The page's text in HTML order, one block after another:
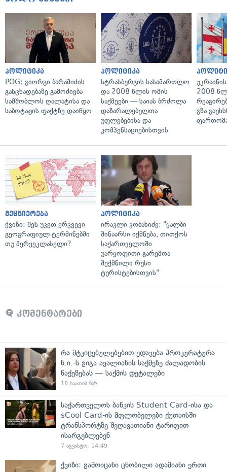
პოლიტიკა
POG: გიორგი ბარამიძის
განცხადებაზე გამოძიება
სამშობლოს ღალატისა და
საბოტაჟის ფაქტზე დაიწყო
პოლიტიკა
სტრასბურგის სასამართლო
და 2008 წლის ომის
საქმეები — საიას ბრძოლა
დაზარალებულთა
უფლებებისა და
კომპენსაციებისთვის
2008
გზა
მეცნიერება
ქვიზი: შენ უკეთ ერკვევი
გეოგრაფიულ ტერმინებში
თუ მერვეკლასელი?
პოლიტიკა
ირაკლი კობახიძე: "ყალბი
შინაარსი იქმნება, თითქოს
საქართველოში
უარყოფითი გარემოა
შექმნილი რუსი
ტურისტებისთვის"
კომენტარები
რა მტკიცებულებებით ედავება პროკურატურა
ნ.ი.-ს გიგა ავალიანის საქმეზე ძალადობის
წაქეზებას — საქმის დეტალები
18 საათის წინ
საქართველოს ბანკის Student Card-ისა და
sCool Card-ის მფლობელები ქუთაისში
ტრანსპორტზე შეღავათიანი ტარიფით
ისარგებლებენ
7 აგვისტო, 14:49
ქვიზი: გამოიცანი ცნობილი ადამიანი ერთი